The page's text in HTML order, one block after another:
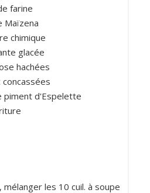
farine
Maïzena
chimique
glacée
hachées
piment d'Espelette
mélanger les 10 cuil. à soupe